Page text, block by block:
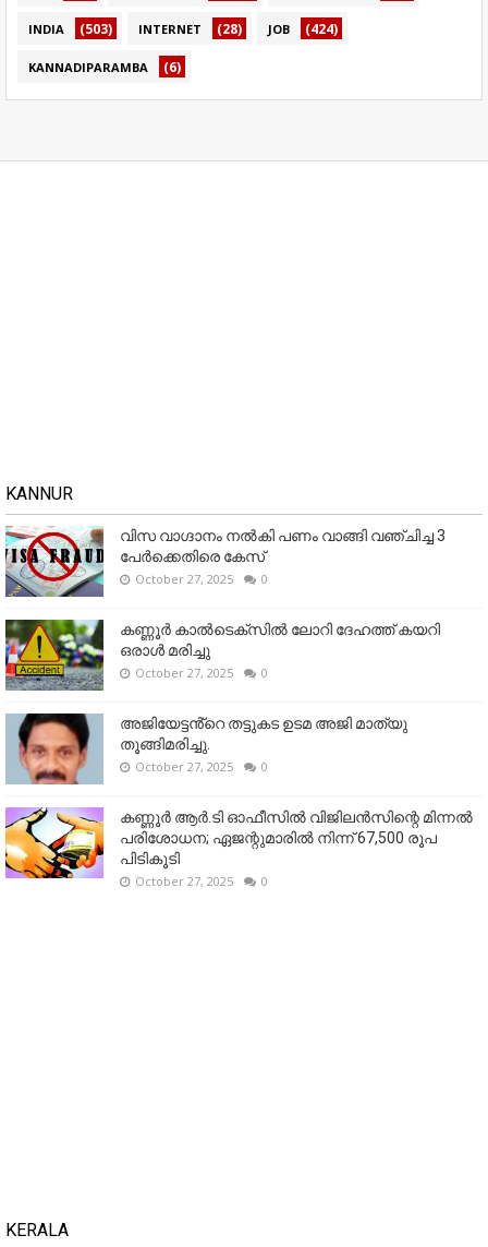
INDIA (503) INTERNET (28) JOB (424)
KANNADIPARAMBA (6)
KANNUR
വിസ വാഗ്ദാനം നൽകി പണം വാങ്ങി വഞ്ചിച്ച 3
പേർക്കെതിരെ കേസ്
October 27, 2025 0
കണ്ണൂര്‍ കാല്‍ടെക്‌സില്‍ ലോറി ദേഹത്ത് കയറി
ഒരാള്‍ മരിച്ചു
October 27, 2025 0
അജിയേട്ടൻ്റെ തട്ടുകട ഉടമ അജി മാത്യു
തൂങ്ങിമരിച്ചു.
October 27, 2025 0
കണ്ണൂര്‍ ആര്‍.ടി ഓഫീസില്‍ വിജിലൻസിന്റെ മിന്നല്‍
പരിശോധന; ഏജന്റുമാരില്‍ നിന്ന് 67,500 രൂപ
പിടികൂടി
October 27, 2025 0
KERALA